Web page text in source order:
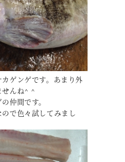
ゲンゲです。あまり外
せんね^ ^
仲間です。
で色々試してみまし